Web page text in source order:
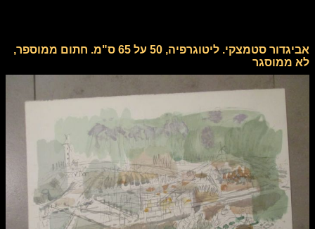
אביגדור סטמצקי. ליטוגרפיה, 50 על 65 ס"מ. חתום ממוספר,
לא ממוסגר